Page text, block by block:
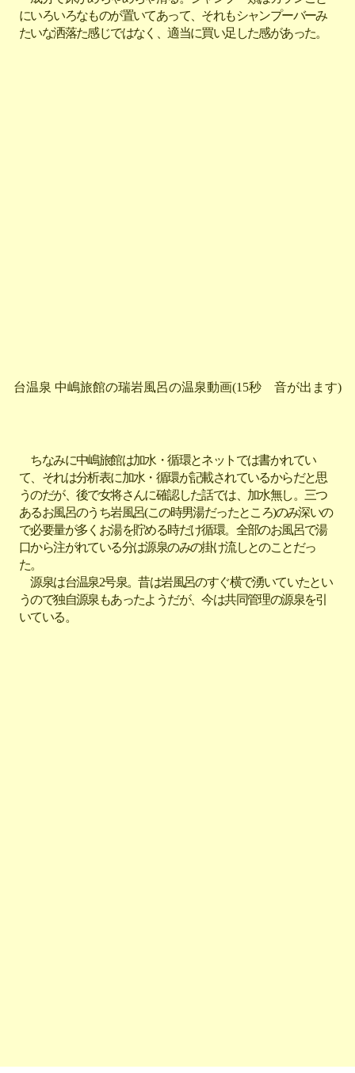
にいろいろなものが置いてあって、それもシャンプーバーみ
たいな洒落た感じではなく、適当に買い足した感があった。
台温泉 中嶋旅館の瑞岩風呂の温泉動画(15秒 音が出ます)
ちなみに中嶋旅館は加水・循環とネットでは書かれてい
て、それは分析表に加水・循環が記載されているからだと思
うのだが、後で女将さんに確認した話では、加水無し。三つ
あるお風呂のうち岩風呂(この時男湯だったところ)のみ深いの
で必要量が多くお湯を貯める時だけ循環。全部のお風呂で湯
口から注がれている分は源泉のみの掛け流しとのことだっ
た。
源泉は台温泉2号泉。昔は岩風呂のすぐ横で湧いていたとい
うので独自源泉もあったようだが、今は共同管理の源泉を引
いている。